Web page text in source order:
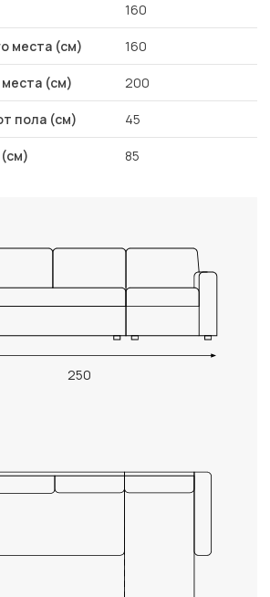
160
места (см) 160
(см) 200
пола (см) 45
85
250